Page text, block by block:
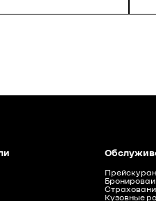
Kузовные